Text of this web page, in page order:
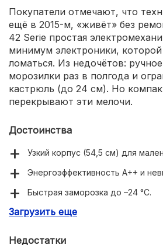
Покупатели отмечают, что
ещё в 2015-м, «живёт» без
42 Serie простая
минимум электроники, которой
ломаться. Из недочётов:
морозилки раз в полгода и
кастрюль (до 24 см). Но
перекрывают эти мелочи.
Достоинства
Узкий корпус (54,5 см) для
Энергоэффективность A++ и
Быстрая заморозка до –24 °C.
Очень тихая работа (38 дБ).
Загрузить еще
Недостатки